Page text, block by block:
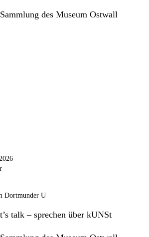
des Museum Ostwall
Dortmunder U
talk – sprechen über kUNSt